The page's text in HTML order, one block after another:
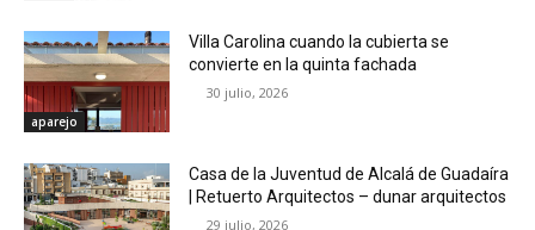
aparejo
Villa Carolina cuando la cubierta se
convierte en la quinta fachada
30 julio, 2026
Casa de la Juventud de Alcalá de Guadaíra
| Retuerto Arquitectos – dunar arquitectos
29 julio, 2026